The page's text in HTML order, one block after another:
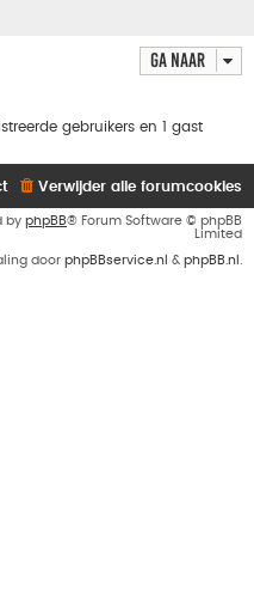
Ga naar
gebruikers en 1 gast
Verwijder alle forumcookies
by phpBB® Forum Software © phpBB
Limited
door phpBBservice.nl & phpBB.nl